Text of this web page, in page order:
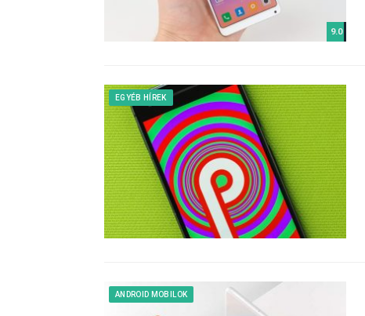
9.0
EGYÉB HÍREK
ANDROID MOBILOK